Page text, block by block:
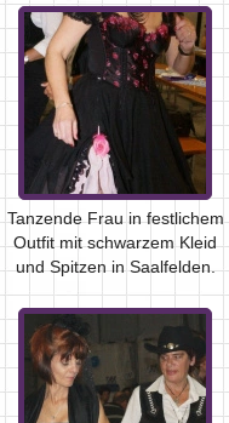
Tanzende Frau in festlichem
Outfit mit schwarzem Kleid
und Spitzen in Saalfelden.